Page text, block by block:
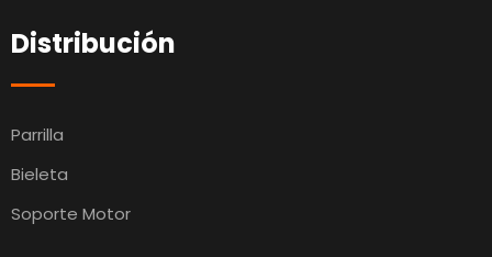
Distribución
Parrilla
Bieleta
Soporte Motor